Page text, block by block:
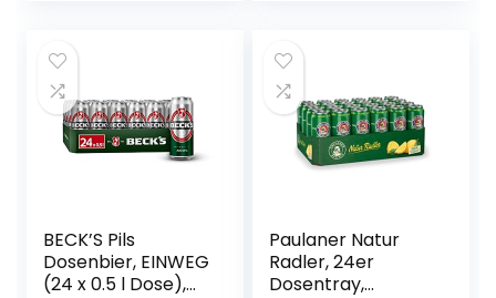
BECK’S Pils
Dosenbier, EINWEG
(24 x 0.5 l Dose),
Paulaner Natur
Radler, 24er
Dosentray,